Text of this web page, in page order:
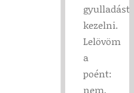
gyulladást
kezelni.
Lelövöm
a
poént:
nem,